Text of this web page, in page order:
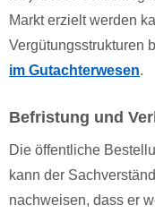
Markt erzielt werden
Vergütungsstrukturen
im Gutachterwesen.
Befristung und
Die öffentliche
kann der
nachweisen, dass er